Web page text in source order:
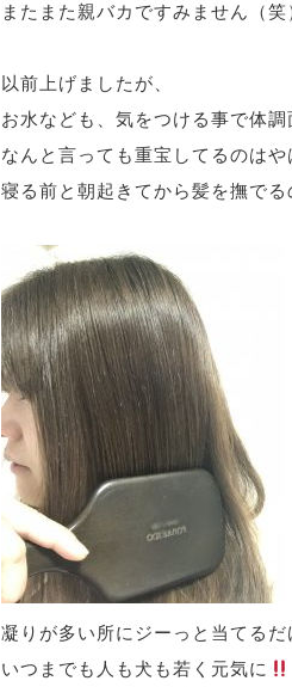
またまた親バカですみません（笑
以前上げましたが、
お水なども、気をつける事で体
なんと言っても重宝してるのは
寝る前と朝起きてから髪を撫でる
凝りが多い所にジーっと当てる
いつまでも人も犬も若く元気に